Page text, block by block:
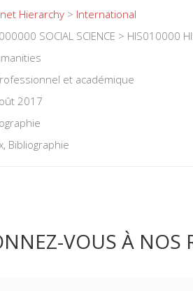
Hierarchy > International
SOCIAL SCIENCE > HIS010000
et académique
2017
Bibliographie
VOUS À NOS